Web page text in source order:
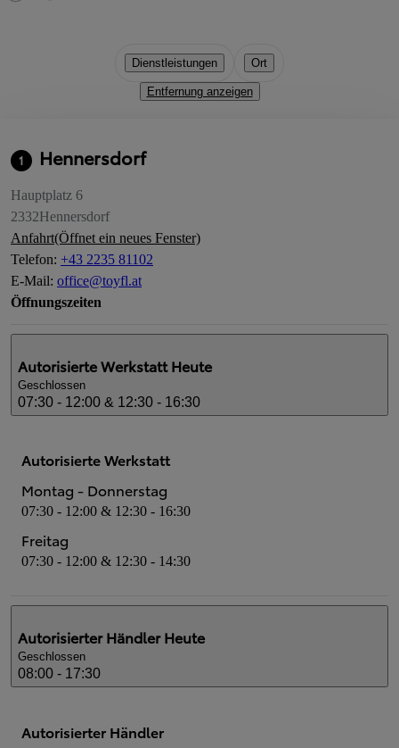
Dienstleistungen Ort
Entfernung anzeigen
1 Hennersdorf
Hauptplatz 6
2332Hennersdorf
Anfahrt(Öffnet ein neues Fenster)
Telefon: +43 2235 81102
E-Mail: office@toyfl.at
Öffnungszeiten
Autorisierte Werkstatt Heute
Geschlossen
07:30 - 12:00 & 12:30 - 16:30
Autorisierte Werkstatt
Montag - Donnerstag
07:30 - 12:00 & 12:30 - 16:30
Freitag
07:30 - 12:00 & 12:30 - 14:30
Autorisierter Händler Heute
Geschlossen
08:00 - 17:30
Autorisierter Händler